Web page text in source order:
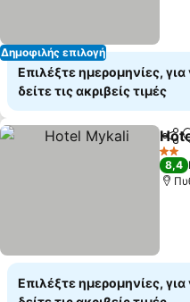
Δημοφιλής επιλογή
Επιλέξτε ημερομηνίες, για
δείτε τις ακριβείς τιμές
2
8,4
Επιλέξτε ημερομηνίες, για